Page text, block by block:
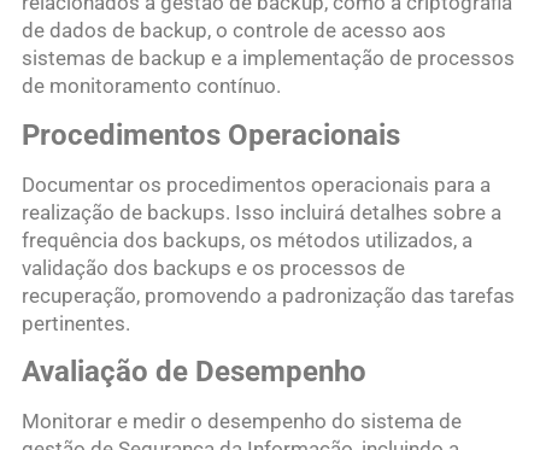
de dados de backup, o controle de acesso aos
sistemas de backup e a implementação de processos
de monitoramento contínuo.
Procedimentos Operacionais
Documentar os procedimentos operacionais para a
realização de backups. Isso incluirá detalhes sobre a
frequência dos backups, os métodos utilizados, a
validação dos backups e os processos de
recuperação, promovendo a padronização das tarefas
pertinentes.
Avaliação de Desempenho
Monitorar e medir o desempenho do sistema de